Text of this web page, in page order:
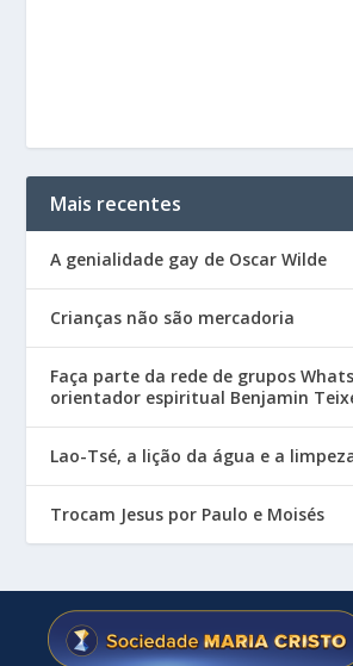
Mais recentes
A genialidade gay de Oscar Wilde
Crianças não são mercadoria
Faça parte da rede de grupos
orientador espiritual Benjamin
Lao-Tsé, a lição da água e a
Trocam Jesus por Paulo e Moisés